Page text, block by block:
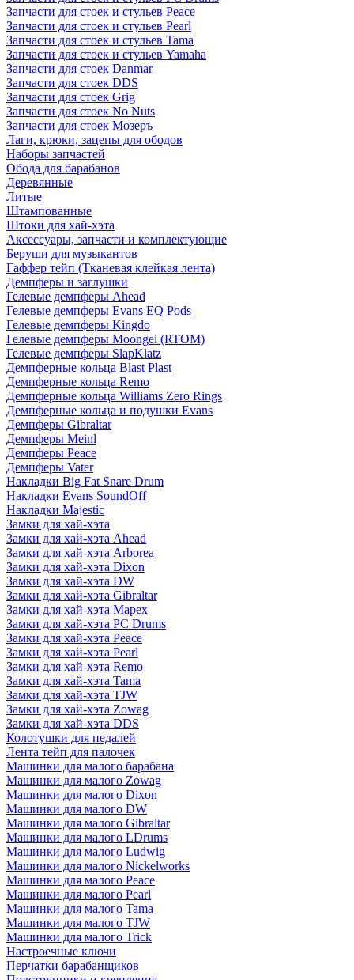
Запчасти для стоек и стульев Peace
Запчасти для стоек и стульев Pearl
Запчасти для стоек и стульев Tama
Запчасти для стоек и стульев Yamaha
Запчасти для стоек Danmar
Запчасти для стоек DDS
Запчасти для стоек Grig
Запчасти для стоек No Nuts
Запчасти для стоек Мозеръ
Лаги, крюки, зацепы для ободов
Наборы запчастей
Обода для барабанов
Деревянные
Литые
Штампованные
Штоки для хай-хэта
Аксессуары, запчасти и комплектующие
Беруши для музыкантов
Гаффер тейп (Тканевая клейкая лента)
Демпферы и заглушки
Гелевые демпферы Ahead
Гелевые демпферы Evans EQ Pods
Гелевые демпферы Kingdo
Гелевые демпферы Moongel (RTOM)
Гелевые демпферы SlapKlatz
Демпферные кольца Blast Plast
Демпферные кольца Remo
Демпферные кольца Williams Zero Rings
Демпферные кольца и подушки Evans
Демпферы Gibraltar
Демпферы Meinl
Демпферы Peace
Демпферы Vater
Накладки Big Fat Snare Drum
Накладки Evans SoundOff
Накладки Majestic
Замки для хай-хэта
Замки для хай-хэта Ahead
Замки для хай-хэта Arborea
Замки для хай-хэта Dixon
Замки для хай-хэта DW
Замки для хай-хэта Gibraltar
Замки для хай-хэта Mapex
Замки для хай-хэта PC Drums
Замки для хай-хэта Peace
Замки для хай-хэта Pearl
Замки для хай-хэта Remo
Замки для хай-хэта Tama
Замки для хай-хэта TJW
Замки для хай-хэта Zowag
Замки для хай-хэта DDS
Колотушки для педалей
Лента тейп для палочек
Машинки для малого барабана
Машинки для малого Zowag
Машинки для малого Dixon
Машинки для малого DW
Машинки для малого Gibraltar
Машинки для малого LDrums
Машинки для малого Ludwig
Машинки для малого Nickelworks
Машинки для малого Peace
Машинки для малого Pearl
Машинки для малого Tama
Машинки для малого TJW
Машинки для малого Trick
Настроечные ключи
Перчатки барабанщиков